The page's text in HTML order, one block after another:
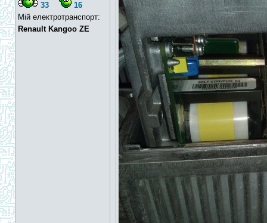
33
16
Мій електротранспорт:
Renault Kangoo ZE